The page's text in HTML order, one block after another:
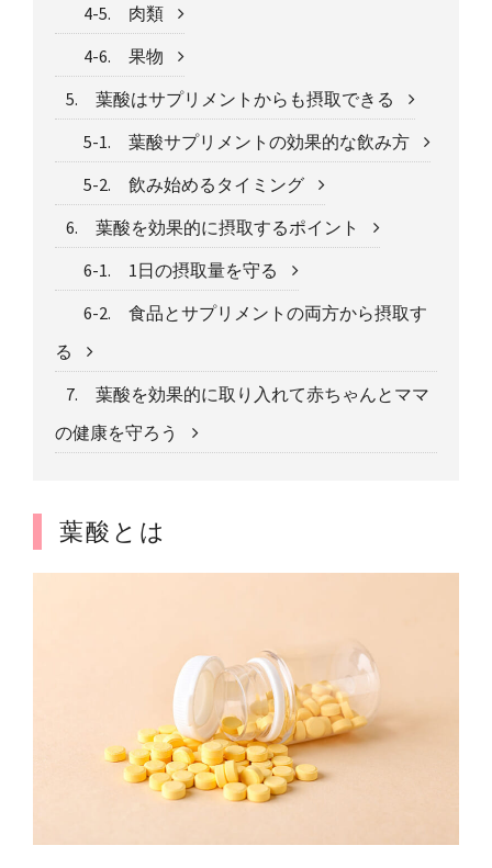
4-5. 肉類
4-6. 果物
5. 葉酸はサプリメントからも摂取できる
5-1. 葉酸サプリメントの効果的な飲み方
5-2. 飲み始めるタイミング
6. 葉酸を効果的に摂取するポイント
6-1. 1日の摂取量を守る
6-2. 食品とサプリメントの両方から摂取す
る
7. 葉酸を効果的に取り入れて赤ちゃんとママ
の健康を守ろう
葉酸とは